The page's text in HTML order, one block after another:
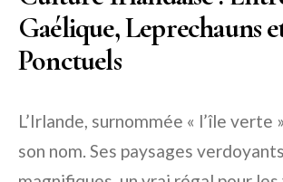
Gaélique, Leprechauns
Ponctuels
L’Irlande, surnommée « l’île verte
son nom. Ses paysages